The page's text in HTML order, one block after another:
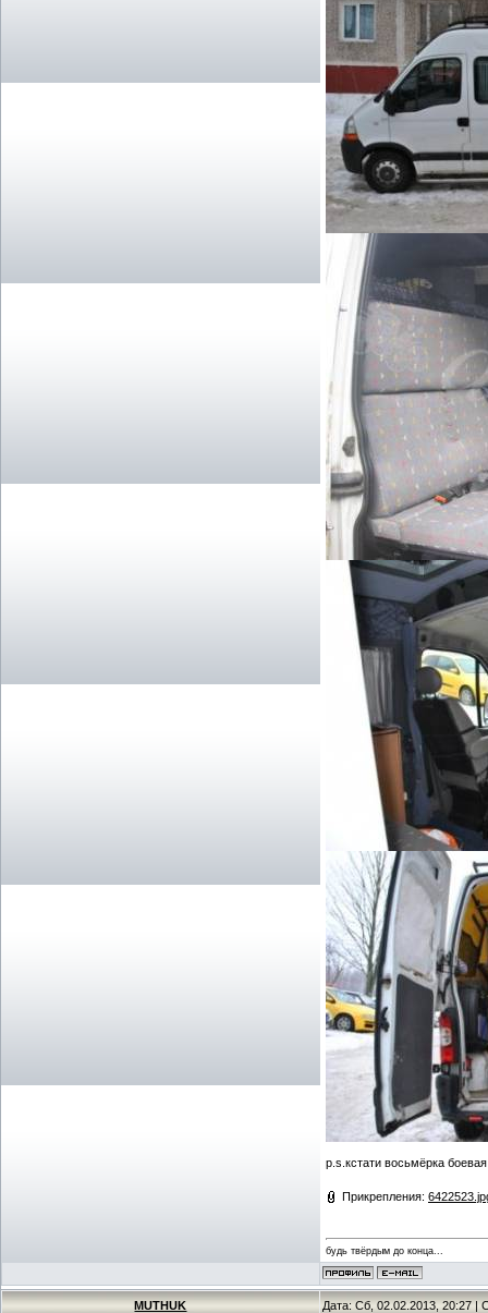
p.s.кстати восьмёрка
Прикрепления:
будь твёрдым до конца...
MUTHUK Дата: Сб, 02.02.2013, 20:27 |